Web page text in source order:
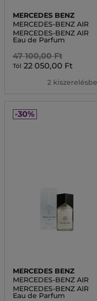
MERCEDES BENZ
MERCEDES-BENZ AIR
MERCEDES-BENZ AIR
Eau de Parfum
47 100,00 Ft
Tól 22 050,00 Ft
2
-30%
MERCEDES BENZ
MERCEDES-BENZ AIR
MERCEDES-BENZ AIR
Eau de Parfum